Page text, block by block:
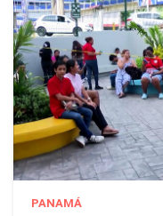
PANAMÁ